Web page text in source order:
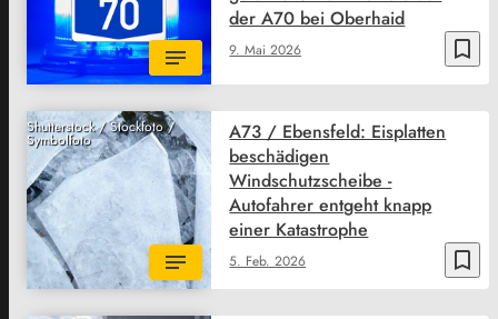
bookmark_border
9. Mai 2026
der A70 bei Oberhaid
Shutterstock / Stockfoto /
Symbolfoto
bookmark_border
5. Feb. 2026
A73 / Ebensfeld: Eisplatten
beschädigen
Windschutzscheibe -
Autofahrer entgeht knapp
einer Katastrophe